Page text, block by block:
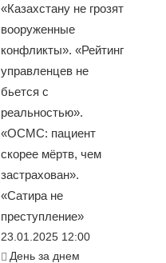
«Казахстану не грозят
вооруженные
конфликты». «Рейтинг
управленцев не
бьется с
реальностью».
«ОСМС: пациент
скорее мёртв, чем
застрахован».
«Сатира не
преступление»
23.01.2025 12:00
День за днем